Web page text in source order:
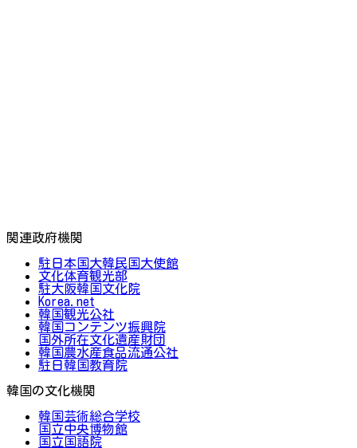
関連政府機関
駐日本国大韓民国大使館
文化体育観光部
駐大阪韓国文化院
Korea.net
韓国観光公社
韓国コンテンツ振興院
国外所在文化遺産財団
韓国農水産食品流通公社
駐日韓国教育院
韓国の文化機関
韓国芸術総合学校
国立中央博物館
国立国語院